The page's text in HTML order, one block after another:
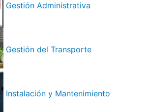
Gestión Administrativa
Gestión del Transporte
Instalación y Mantenimiento